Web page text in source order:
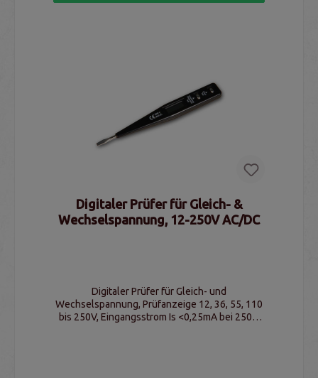
Digitaler Prüfer für Gleich- &
Wechselspannung, 12-250V AC/DC
Digitaler Prüfer für Gleich- und
Wechselspannung, Prüfanzeige 12, 36, 55, 110
bis 250V, Eingangsstrom Is <0,25mA bei 250V,